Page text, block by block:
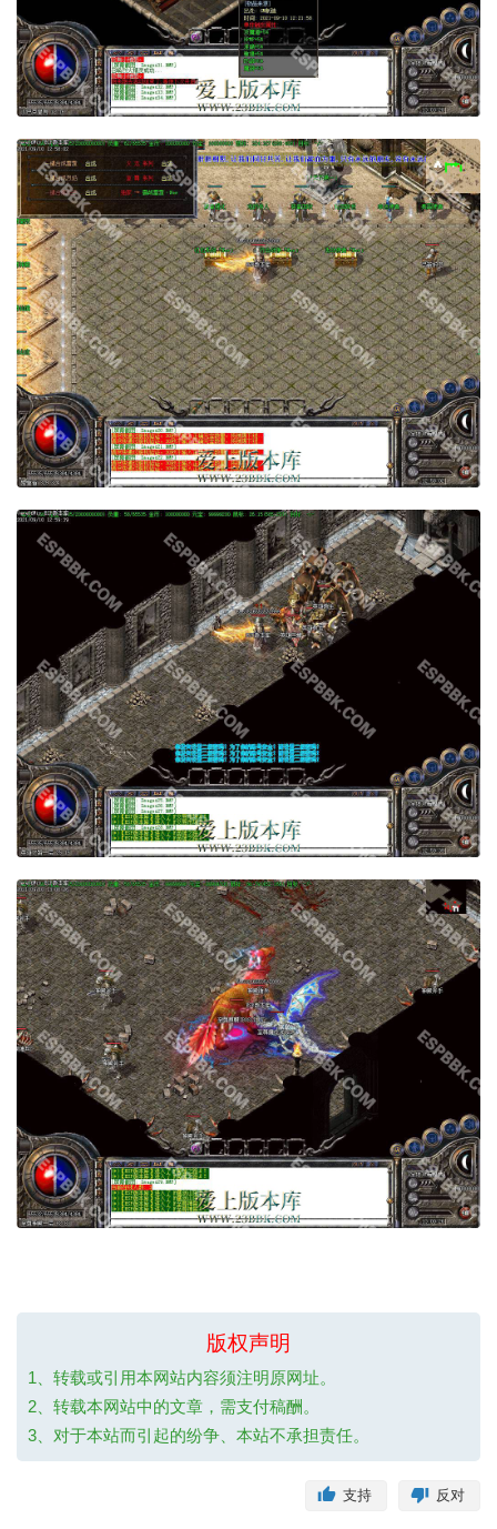
版权声明
1、转载或引用本网站内容须注明原网址。
2、转载本网站中的文章，需支付稿酬。
3、对于本站而引起的纷争、本站不承担责任。
反对
支持